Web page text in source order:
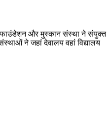
फाउंडेशन और मुस्कान संस्था ने संयुक्त
ने जहां देवालय वहां विद्यालय